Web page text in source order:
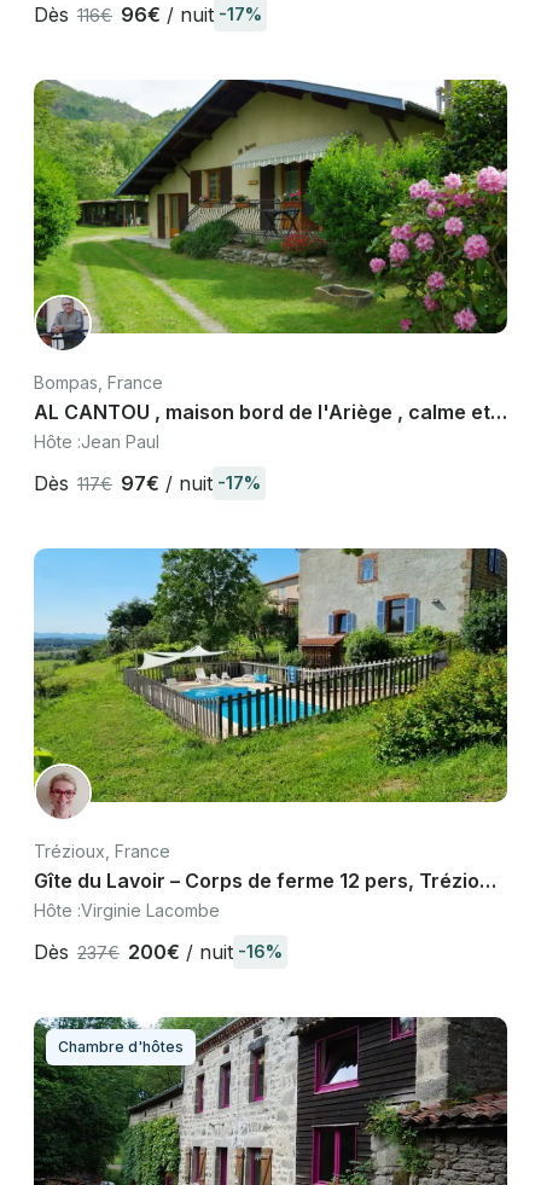
Dès 116€ 96€ / nuit -17%
Bompas, France
AL CANTOU , maison bord de l'Ariège , calme et
repos , à Bompas prés Tarascon
Hôte :Jean Paul
Dès 117€ 97€ / nuit -17%
Trézioux, France
Gîte du Lavoir – Corps de ferme 12 pers, Trézioux
Livradois-Forez
Hôte :Virginie Lacombe
Dès 237€ 200€ / nuit -16%
Chambre d'hôtes